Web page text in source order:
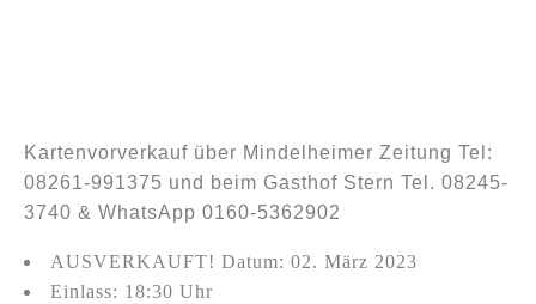
Kartenvorverkauf über Mindelheimer Zeitung Tel:
08261-991375 und beim Gasthof Stern Tel. 08245-
3740 & WhatsApp 0160-5362902
AUSVERKAUFT! Datum: 02. März 2023
Einlass: 18:30 Uhr